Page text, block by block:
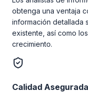
obtenga una ventaja
información detallada
existente, así como
crecimiento.
Calidad Asegurada